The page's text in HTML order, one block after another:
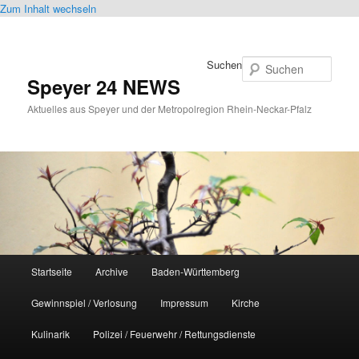
Zum Inhalt wechseln
Speyer 24 NEWS
Aktuelles aus Speyer und der Metropolregion Rhein-Neckar-Pfalz
Suchen
Startseite Archive Baden-Württemberg
Gewinnspiel / Verlosung Impressum Kirche
Kulinarik Polizei / Feuerwehr / Rettungsdienste